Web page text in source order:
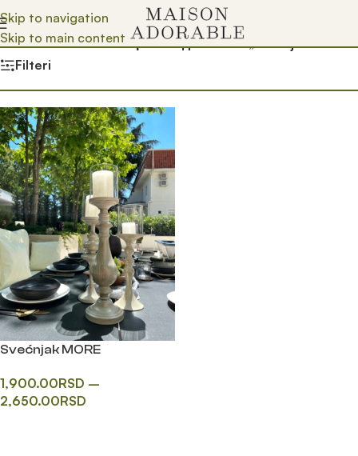
Skip to navigation
Skip to main content
Почетна/Prodavnica/Производ oзначен „svecnjak za leto“
Filteri
Svećnjak MORE
1,900.00RSD –
2,650.00RSD